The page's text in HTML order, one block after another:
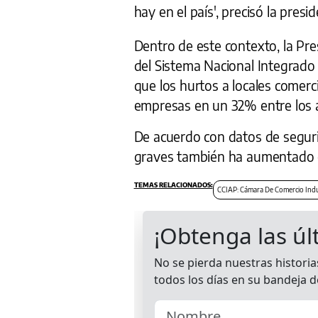
hay en el país', precisó la
Dentro de este contexto, la
del Sistema Nacional
que los hurtos a locales
empresas en un 32% entre los
De acuerdo con datos de
graves también ha aumentado
CCIAP: Cámara De Comercio